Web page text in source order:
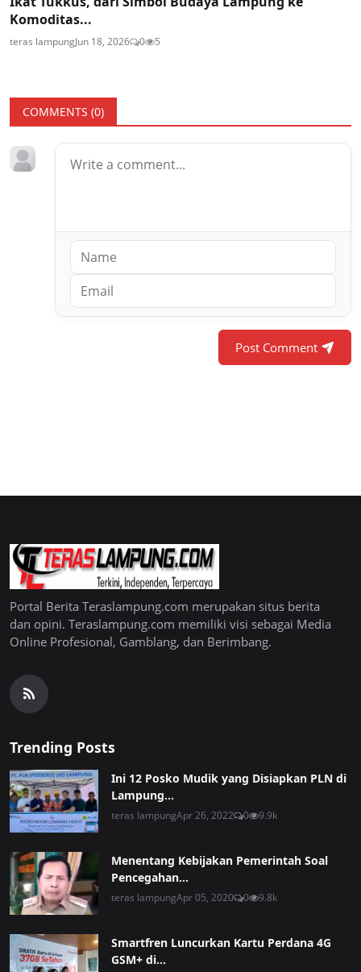
Komoditas...
teras lampungJun 18, 2026 0 5
COMMENTS (0)
Post Comment
Portal Berita Teraslampung.com merupakan situs berita
dan opini. Teraslampung.com memiliki visi sebagai Media
Online Profesional, Gamblang, dan Berimbang.
Trending Posts
Ini 12 Posko Mudik yang Disiapkan PLN di
Lampung...
teras lampungApr 26, 2022 0 9.9k
Menentang Kebijakan Pemerintah Soal
Pencegahan...
teras lampungApr 05, 2020 0 9.8k
Smartfren Luncurkan Kartu Perdana 4G
GSM+ di...